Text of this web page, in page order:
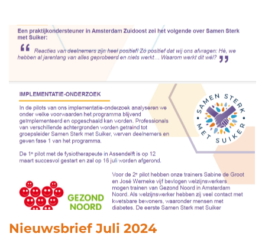
Nieuwsbrief Juli 2024